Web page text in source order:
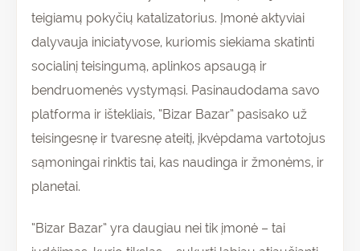
teigiamų pokyčių katalizatorius. Įmonė aktyviai
dalyvauja iniciatyvose, kuriomis siekiama skatinti
socialinį teisingumą, aplinkos apsaugą ir
bendruomenės vystymąsi. Pasinaudodama savo
platforma ir ištekliais, “Bizar Bazar” pasisako už
teisingesnę ir tvaresnę ateitį, įkvėpdama vartotojus
sąmoningai rinktis tai, kas naudinga ir žmonėms, ir
planetai.
“Bizar Bazar” yra daugiau nei tik įmonė – tai